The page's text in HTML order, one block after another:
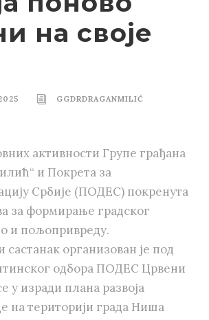
на своје
GGDRDRAGANMILIĆ
активности Групе грађана
и Покрета за
Србије (ПОДЕС) покренута
за формирање градског
и пољопривреду.
састанак организован је под
одбора ПОДЕС Црвени
у изради плана развоја
на територији града Ниша